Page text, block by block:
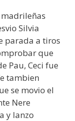
Silvia
parada a tiros
que
Pau, Ceci fue
tambien
se movio el
Nere
y lanzo